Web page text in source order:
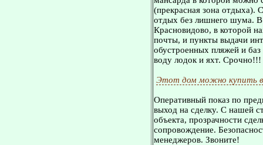
(прекрасная зона отдыха).
отдых без лишнего шума. В
Красновидово, в которой
почты, и пункты выдачи
обустроенных пляжей и
воду лодок и яхт.
Этот дом можно купить
Оперативный показ по
выход на сделку. С нашей
объекта, прозрачности
сопровождение.
менеджеров. Звоните!